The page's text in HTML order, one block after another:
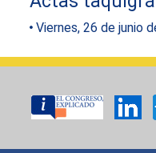
Viernes, 26 de junio